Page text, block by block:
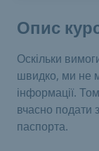
Опис
Оскільки
швидко, ми не
інформації.
вчасно подати
паспорта.